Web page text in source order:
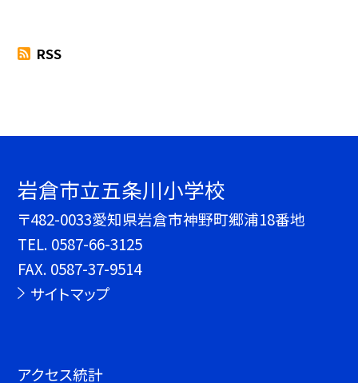
RSS
岩倉市立五条川小学校
〒482-0033愛知県岩倉市神野町郷浦18番地
TEL. 0587-66-3125
FAX. 0587-37-9514
サイトマップ
アクセス統計